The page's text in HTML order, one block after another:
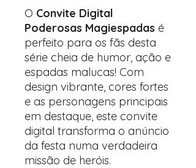
O Convite Digital
Poderosas Magiespadas é
perfeito para os fãs desta
série cheia de humor, ação e
espadas malucas! Com
design vibrante, cores fortes
e as personagens principais
em destaque, este convite
digital transforma o anúncio
da festa numa verdadeira
missão de heróis.